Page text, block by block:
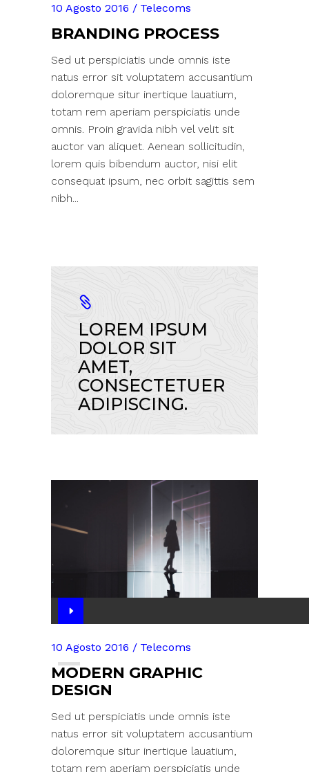
10 Agosto 2016 Telecoms
BRANDING PROCESS
Sed ut perspiciatis unde omnis iste
natus error sit voluptatem accusantium
doloremque situr inertique lauatium,
totam rem aperiam perspiciatis unde
omnis. Proin gravida nibh vel velit sit
auctor van aliquet. Aenean sollicitudin,
lorem quis bibendum auctor, nisi elit
consequat ipsum, nec orbit sagittis sem
nibh...
LOREM IPSUM
DOLOR SIT
AMET,
CONSECTETUER
ADIPISCING.
Audio
Player
10 Agosto 2016
Telecoms
MODERN GRAPHIC
DESIGN
Sed ut perspiciatis unde omnis iste
natus error sit voluptatem accusantium
doloremque situr inertique lauatium,
totam rem aperiam perspiciatis unde